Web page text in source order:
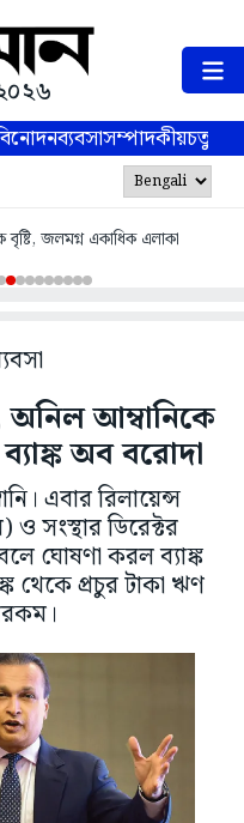
ব্যবসাসম্পাদকীয়
বৃষ্টি, জলমগ্ন একাধিক এলাকা
আম্বানিকে
অব বরোদা
এবার রিলায়েন্স
ডিরেক্টর
ঘোষণা করল ব্যাঙ্ক
থেকে প্রচুর টাকা ঋণ